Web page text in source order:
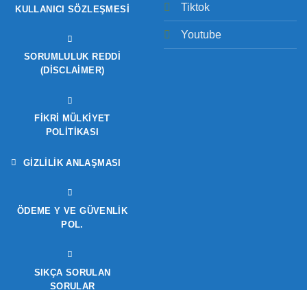
KULLANICI SÖZLEŞMESI
SORUMLULUK REDDI
(DISCLAIMER)
FIKRI MÜLKIYET
POLITIKASI
GIZLILIK ANLAŞMASI
ÖDEME Y VE GÜVENLIK
POL.
SIKÇA SORULAN
SORULAR
Tiktok
Youtube